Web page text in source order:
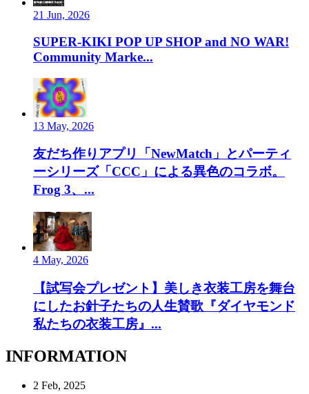
21 Jun, 2026
SUPER-KIKI POP UP SHOP and NO WAR!
Community Marke...
13 May, 2026
友だち作りアプリ「NewMatch」とパーティ
ーシリーズ「CCC」による異色のコラボ。
Frog 3、...
4 May, 2026
【試写会プレゼント】美しき衣装工房を舞台
にしたお針子たちの人生賛歌『ダイヤモンド
私たちの衣装工房』...
INFORMATION
2 Feb, 2025